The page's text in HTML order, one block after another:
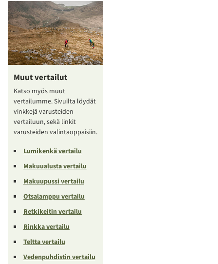
Muut vertailut
Katso myös muut
vertailumme. Sivuilta löydät
vinkkejä varusteiden
vertailuun, sekä linkit
varusteiden valintaoppaisiin.
Lumikenkä vertailu
Makuualusta vertailu
Makuupussi vertailu
Otsalamppu vertailu
Retkikeitin vertailu
Rinkka vertailu
Teltta vertailu
Vedenpuhdistin vertailu